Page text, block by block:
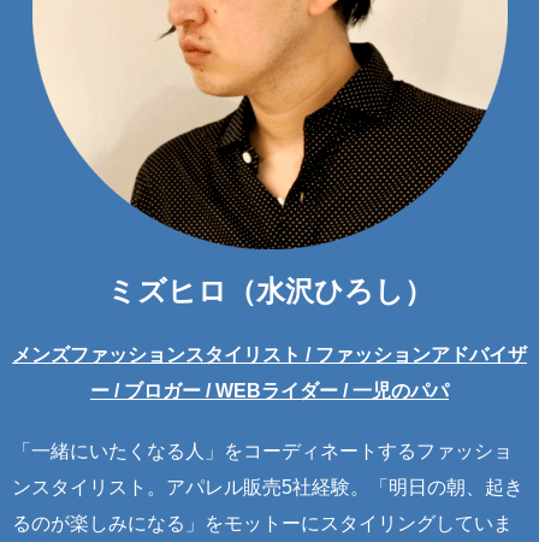
ミズヒロ（水沢ひろし）
メンズファッションスタイリスト / ファッションアドバイザ
ー / ブロガー / WEBライダー / 一児のパパ
「一緒にいたくなる人」をコーディネートするファッショ
ンスタイリスト。アパレル販売5社経験。「明日の朝、起き
るのが楽しみになる」をモットーにスタイリングしていま